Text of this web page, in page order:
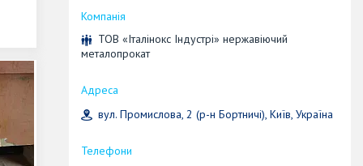
ТОВ «Італінокс Індустрі» нержавіючий
металопрокат
вул. Промислова, 2 (р-н Бортничі), Київ, Україна